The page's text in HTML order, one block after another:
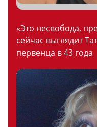
«Это несвобода,
сейчас выглядит
первенца в 43 года